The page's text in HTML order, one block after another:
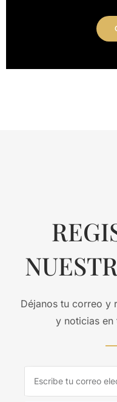
Déjanos tu correo y
y noticias en